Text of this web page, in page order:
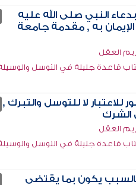
النبي صلى الله عليه
به , مقدمة جامعة
العقل
قاعدة جليلة في التوسل
للاعتبار لا للتوسل والتبرك ,
الشرك
العقل
قاعدة جليلة في التوسل
يكون بما يقتضي